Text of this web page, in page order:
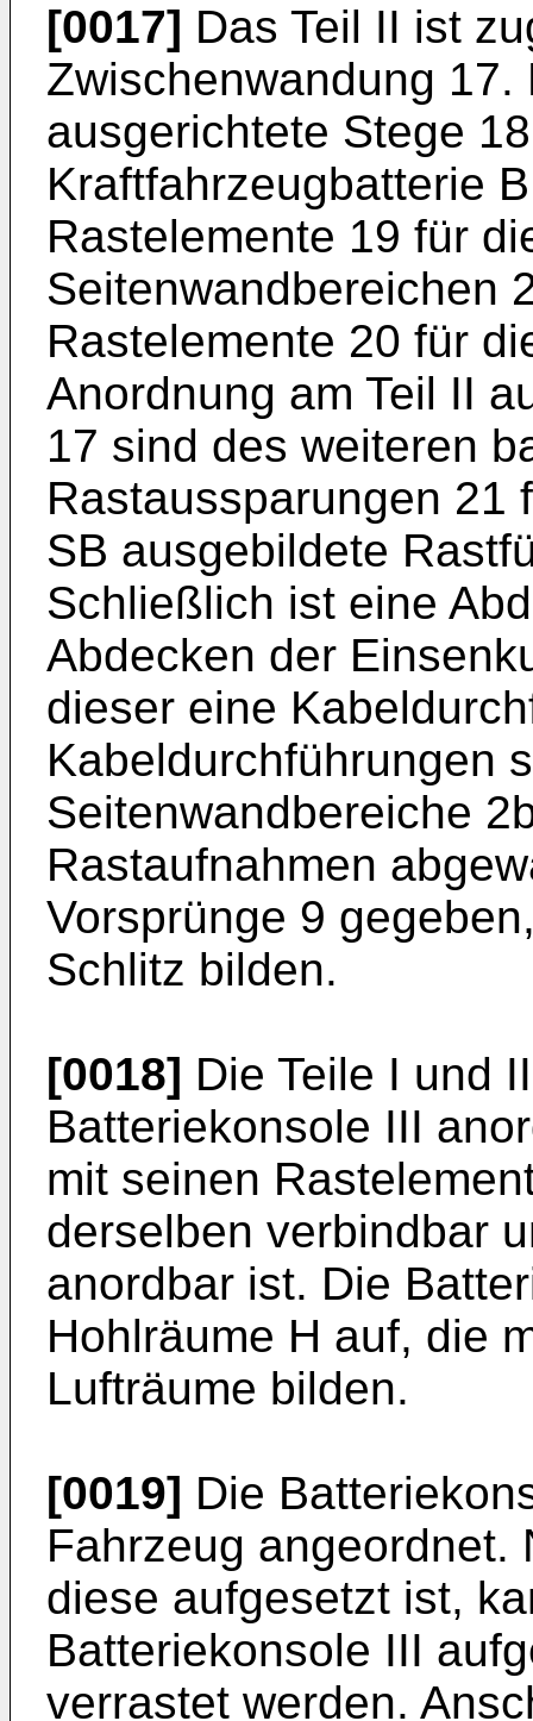
[0017] Das Teil II ist
Zwischenwandung
ausgerichtete Stege
Kraftfahrzeugbatterie
Rastelemente 19 für
Seitenwandbereichen
Rastelemente 20 für
Anordnung am Teil II
17 sind des weiteren
Rastaussparungen 21
SB ausgebildete
Schließlich ist eine
Abdecken der
dieser eine
Kabeldurchführungen
Seitenwandbereiche
Rastaufnahmen
Vorsprünge 9
Schlitz bilden.
[0018] Die Teile I und
Batteriekonsole III
mit seinen
derselben verbindbar
anordbar ist. Die
Hohlräume H auf, die
Lufträume bilden.
[0019] Die
Fahrzeug angeordnet.
diese aufgesetzt ist,
Batteriekonsole III
verrastet werden.